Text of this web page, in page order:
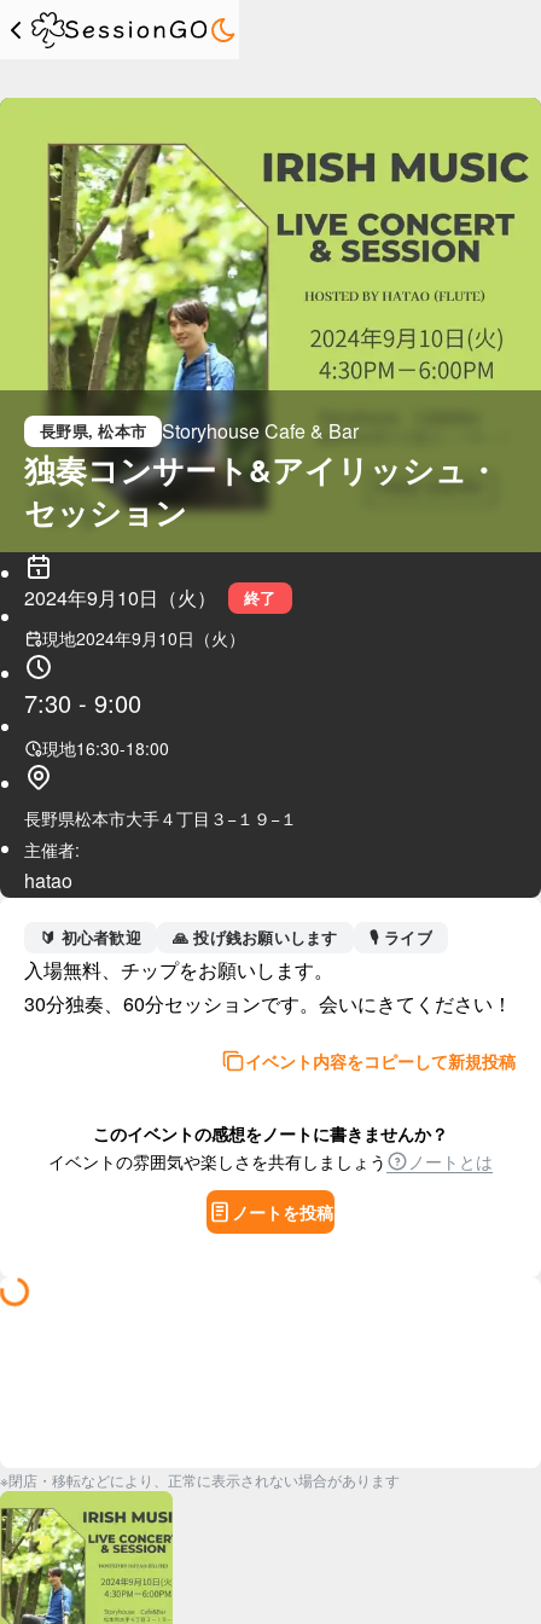
長野県, 松本市 Storyhouse Cafe & Bar
独奏コンサート&アイリッシュ・
セッション
2024年9月10日（火） 終了
現地2024年9月10日（火）
7:30 - 9:00
現地16:30-18:00
長野県松本市大手４丁目３−１９−１
主催者:
hatao
🔰 初心者歓迎 🙏 投げ銭お願いします 🎙️ ライブ
入場無料、チップをお願いします。
30分独奏、60分セッションです。会いにきてください！
イベント内容をコピーして新規投稿
このイベントの感想をノートに書きませんか？
イベントの雰囲気や楽しさを共有しましょう
ノートとは
ノートを投稿
※閉店・移転などにより、正常に表示されない場合があります